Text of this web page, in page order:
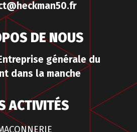
DE NOUS
générale du
dans la manche
ACTIVITÉS